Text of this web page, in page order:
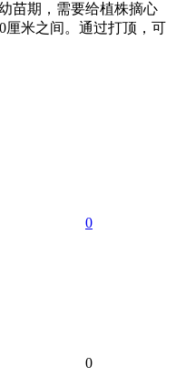
苗期，需要给植株摘心
厘米之间。通过打顶，可
0
0